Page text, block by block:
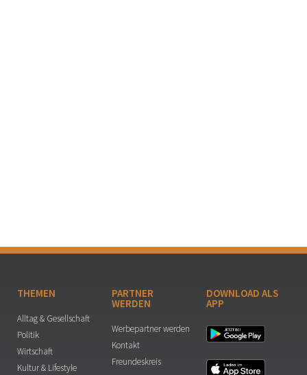
THEMEN
Alltag & Gesellschaft
Politik
Wirtschaft
Kultur & Lifestyle
PARTNER
WERDEN
Werbepartner werden
Kontakt
Freundeskreis
DOWNLOAD ALS
APP